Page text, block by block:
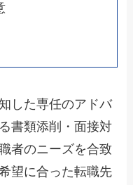
した専任のアドバ
書類添削・面接対
者のニーズを合致
望に合った転職先